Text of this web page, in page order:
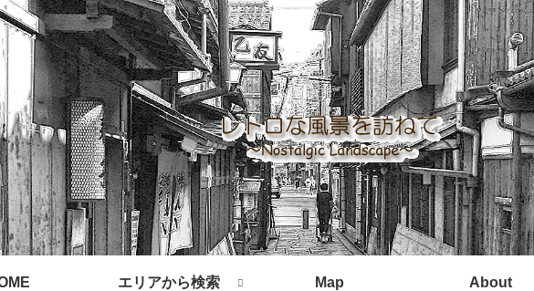
エリアから検索 Map About